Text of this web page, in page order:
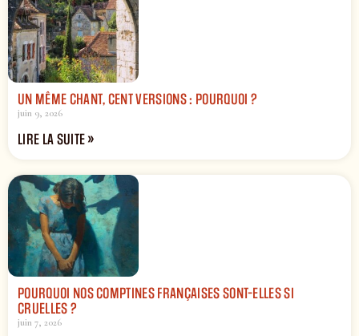
UN MÊME CHANT, CENT VERSIONS : POURQUOI ?
juin 9, 2026
LIRE LA SUITE »
POURQUOI NOS COMPTINES FRANÇAISES SONT-ELLES SI
CRUELLES ?
juin 7, 2026